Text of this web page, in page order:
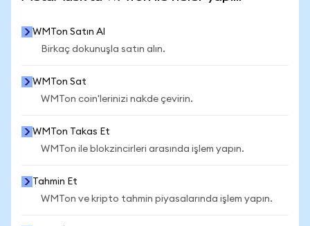
WMTon Satın Al
Birkaç dokunuşla satın alın.
WMTon Sat
WMTon coin'lerinizi nakde çevirin.
WMTon Takas Et
WMTon ile blokzincirleri arasında işlem yapın.
Tahmin Et
WMTon ve kripto tahmin piyasalarında işlem yapın.